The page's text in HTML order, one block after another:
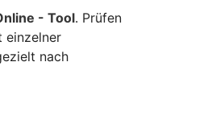
- Tool. Prüfen
einzelner
nach